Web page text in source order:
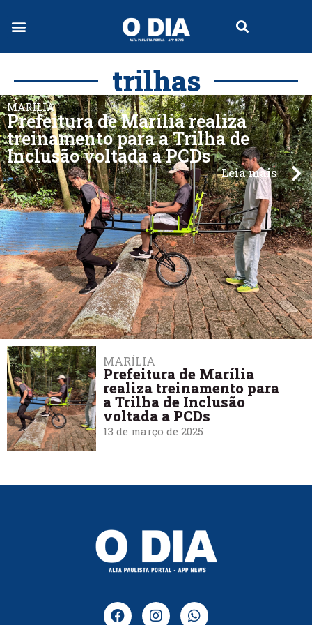
trilhas
MARÍLIA
Prefeitura de Marília realiza
treinamento para a Trilha de
Inclusão voltada a PCDs
Leia mais
MARÍLIA
Prefeitura de Marília
realiza treinamento para
a Trilha de Inclusão
voltada a PCDs
13 de março de 2025